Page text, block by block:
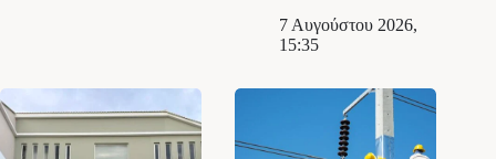
7 Αυγούστου 2026,
15:35